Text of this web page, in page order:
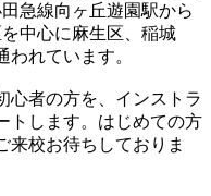
急線向ヶ丘遊園駅から
中心に麻生区、稲城
れています。
心者の方を、インストラ
トします。はじめての方
来校お待ちしておりま